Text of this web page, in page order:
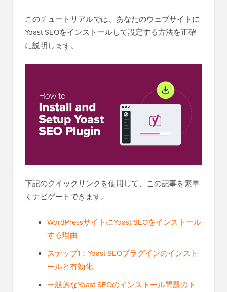
このチュートリアルでは、あなたのウェブサイトに
Yoast SEOをインストールして設定する方法を正確
に説明します。
下記のクイックリンクを使用して、この記事を素早
くナビゲートできます。
WordPressサイトにYoast SEOをインストール
する理由
ステップ1：Yoast SEOプラグインのインスト
ールと有効化
一般的なYoast SEOのインストール問題のト